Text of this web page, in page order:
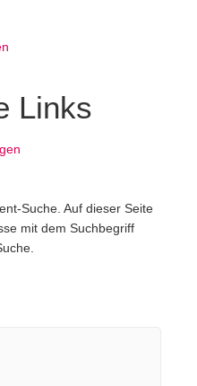
Links
Suche. Auf dieser Seite
mit dem Suchbegriff